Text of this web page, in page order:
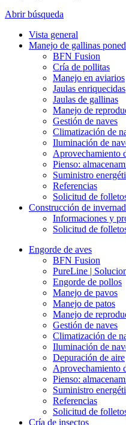
Abrir búsqueda
Vista general
Manejo de gallinas
BFN Fusion
Cría de pollitas
Manejo en aviarios
Jaulas enriquecidas
Jaulas de gallinas
Manejo de
Gestión de naves
Climatización de
Iluminación de
Aprovechamiento
Pienso:
Suministro
Referencias
Solicitud de
Construcción de
Informaciones y
Solicitud de
Engorde de aves
BFN Fusion
PureLine |
Engorde de pollos
Manejo de pavos
Manejo de patos
Manejo de
Gestión de naves
Climatización de
Iluminación de
Depuración de aire
Aprovechamiento
Pienso:
Suministro
Referencias
Solicitud de
Cría de insectos